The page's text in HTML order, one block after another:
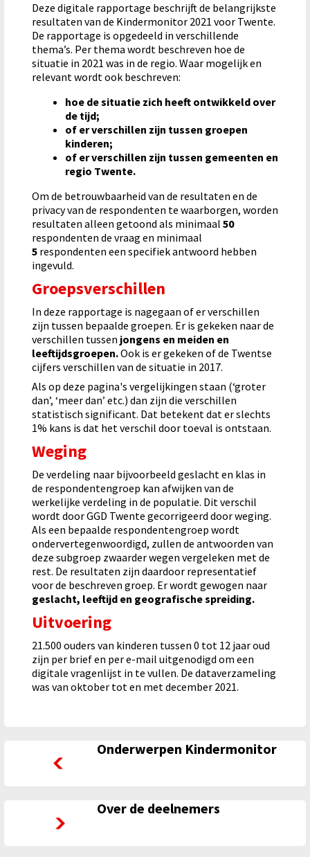
Deze digitale rapportage beschrijft de belangrijkste
resultaten van de Kindermonitor 2021 voor Twente.
De rapportage is opgedeeld in verschillende
thema’s. Per thema wordt beschreven hoe de
situatie in 2021 was in de regio. Waar mogelijk en
relevant wordt ook beschreven:
hoe de situatie zich heeft ontwikkeld over
de tijd;
of er verschillen zijn tussen groepen
kinderen;
of er verschillen zijn tussen gemeenten en
regio Twente.
Om de betrouwbaarheid van de resultaten en de
privacy van de respondenten te waarborgen, worden
resultaten alleen getoond als minimaal 50
respondenten de vraag en minimaal
5 respondenten een specifiek antwoord hebben
ingevuld.
Groepsverschillen
In deze rapportage is nagegaan of er verschillen
zijn tussen bepaalde groepen. Er is gekeken naar de
verschillen tussen jongens en meiden en
leeftijdsgroepen.Ook is er gekeken of de Twentse
cijfers verschillen van de situatie in 2017.
Als op deze pagina's vergelijkingen staan (‘groter
dan’, ‘meer dan’ etc.) dan zijn die verschillen
statistisch significant. Dat betekent dat er slechts
1% kans is dat het verschil door toeval is ontstaan.
Weging
De verdeling naar bijvoorbeeld geslacht en klas in
de respondentengroep kan afwijken van de
werkelijke verdeling in de populatie. Dit verschil
wordt door GGD Twente gecorrigeerd door weging.
Als een bepaalde respondentengroep wordt
ondervertegenwoordigd, zullen de antwoorden van
deze subgroep zwaarder wegen vergeleken met de
rest. De resultaten zijn daardoor representatief
voor de beschreven groep. Er wordt gewogen naar
geslacht, leeftijd en geografische spreiding.
Uitvoering
21.500 ouders van kinderen tussen 0 tot 12 jaar oud
zijn per brief en per e-mail uitgenodigd om een
digitale vragenlijst in te vullen. De dataverzameling
was van oktober tot en met december 2021.
Onderwerpen Kindermonitor
Onderwerpen Kindermonitor
Over de deelnemers
Over de deelnemers